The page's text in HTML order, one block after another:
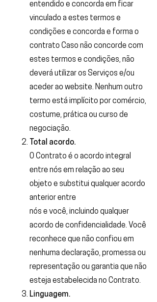
entendido e concorda em ficar
vinculado a estes termos e
condições e concorda e forma o
contrato Caso não concorde com
estes termos e condições, não
deverá utilizar os Serviços e/ou
aceder ao website. Nenhum outro
termo está implícito por comércio,
costume, prática ou curso de
negociação.
Total acordo.
O Contrato é o acordo integral
entre nós em relação ao seu
objeto e substitui qualquer acordo
anterior entre
nós e você, incluindo qualquer
acordo de confidencialidade. Você
reconhece que não confiou em
nenhuma declaração, promessa ou
representação ou garantia que não
esteja estabelecida no Contrato.
Linguagem.